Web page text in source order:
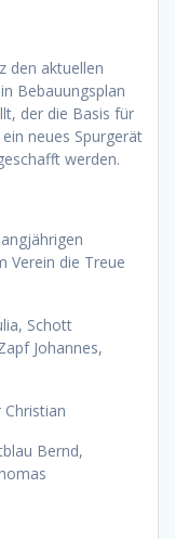
den aktuellen
Bebauungsplan
der die Basis für
neues Spurgerät
werden.
Verein die Treue
Schott
Johannes,
Bernd,